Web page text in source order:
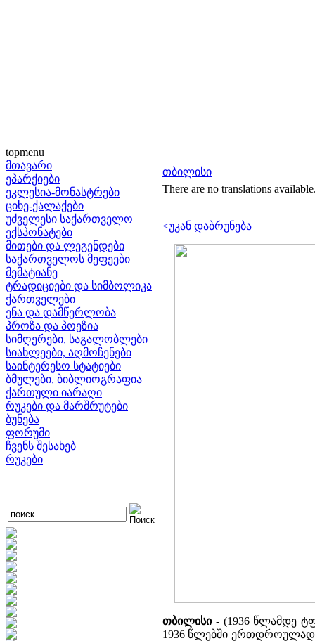
topmenu
მთავარი
ეპარქიები
ეკლესია-მონასტრები
ციხე-ქალაქები
უძველესი საქართველო
ექსპონატები
მითები და ლეგენდები
საქართველოს მეფეები
მემატიანე
ტრადიციები და სიმბოლიკა
ქართველები
ენა და დამწერლობა
პროზა და პოეზია
სიმღერები, საგალობლები
სიახლეები, აღმოჩენები
საინტერესო სტატიები
ბმულები, ბიბლიოგრაფია
ქართული იარაღი
რუკები და მარშრუტები
ბუნება
ფორუმი
ჩვენს შესახებ
რუკები
თბილისი
There are no translations
<უკან დაბრუნება
თბილისი- (1936 წლამდე
1936 წლებში ერთდროულად